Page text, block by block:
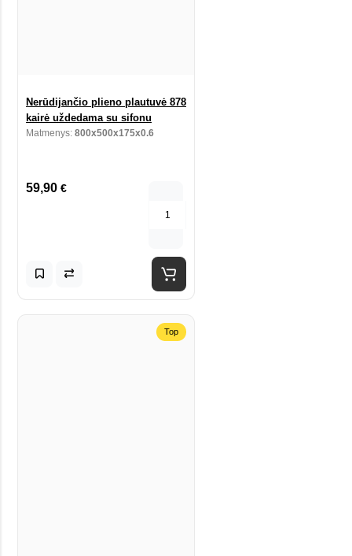
Nerūdijančio plieno plautuvė 878
kairė uždedama su sifonu
Matmenys: 800x500x175x0.6
59,90 €
Top